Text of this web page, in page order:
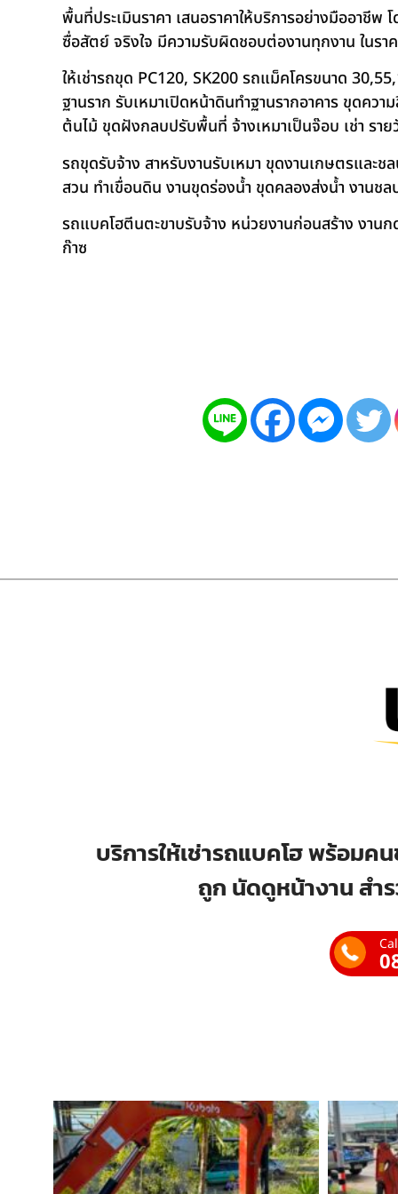
พื้นที่ประเมินราคา เสนอราคาให้บริการอย่างมืออาชี
ซื่อสัตย์ จริงใจ มีความรับผิดชอบต่องานทุกงาน ในรา
ให้เช่ารถขุด PC120, SK200 รถแม็คโครขนาด
ฐานราก รับเหมาเปิดหน้าดินทำฐานรากอาคาร ขุดค
ต้นไม้ ขุดฝังกลบปรับพื้นที่ จ้างเหมาเป็นจ๊อบ เช่า ราย
รถขุดรับจ้าง สาหรับงานรับเหมา ขุดงานเกษตรและ
สวน ทำเขื่อนดิน งานขุดร่องน้ำ ขุดคลองส่งน้ำ งานช
รถแบคโฮตีนตะขาบรับจ้าง หน่วยงานก่อนสร้าง งาน
ก๊าซ
บริการให้เช่ารถแบคโฮ พร้อมค
ถูก นัดดูหน้างาน สำ